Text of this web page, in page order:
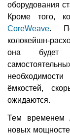
оборудования
Кроме того,
CoreWeave.
колокейшн-
она будет
ёмкостей,
ожидаются.
Тем временем
новых